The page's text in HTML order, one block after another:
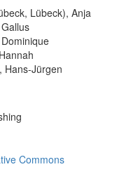
Lübeck), Anja
Hans-Jürgen
Commons